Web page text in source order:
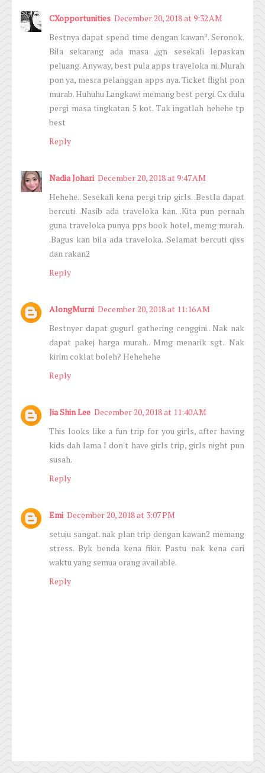
CXopportunities December 20, 2018 at 9:32 AM
Bestnya dapat spend time dengan kawan². Seronok.
Bila sekarang ada masa ,jgn sesekali lepaskan
peluang. Anyway, best pula apps traveloka ni. Murah
pon ya, mesra pelanggan apps nya. Ticket flight pon
murab. Huhuhu Langkawi memang best pergi. Cx dulu
pergi masa tingkatan 5 kot. Tak ingatlah hehehe tp
best
Reply
Nadia Johari December 20, 2018 at 9:47 AM
Hehehe.. Sesekali kena pergi trip girls. .Bestla dapat
bercuti. .Nasib ada traveloka kan. .Kita pun pernah
guna traveloka punya pps book hotel, memg murah.
.Bagus kan bila ada traveloka. .Selamat bercuti qiss
dan rakan2
Reply
AlongMurni December 20, 2018 at 11:16 AM
Bestnyer dapat gugurl gathering cenggini.. Nak nak
dapat pakej harga murah.. Mmg menarik sgt.. Nak
kirim coklat boleh? Hehehehe
Reply
Jia Shin Lee December 20, 2018 at 11:40 AM
This looks like a fun trip for you girls, after having
kids dah lama I don't have girls trip, girls night pun
susah.
Reply
Emi December 20, 2018 at 3:07 PM
setuju sangat. nak plan trip dengan kawan2 memang
stress. Byk benda kena fikir. Pastu nak kena cari
waktu yang semua orang available.
Reply